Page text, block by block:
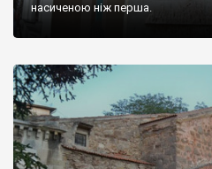
насиченою ніж перша.